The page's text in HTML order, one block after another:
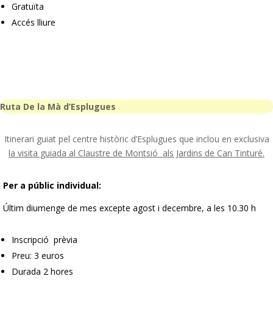
Gratuïta
Accés lliure
Ruta De la Mà d’Esplugues
Itinerari guiat pel centre històric d’Esplugues que inclou en exclusiva
la visita guiada al Claustre de Montsió als Jardins de Can Tinturé.
Per a públic individual:
Últim diumenge de mes excepte agost i decembre, a les 10.30 h
Inscripció prèvia
Preu: 3 euros
Durada 2 hores